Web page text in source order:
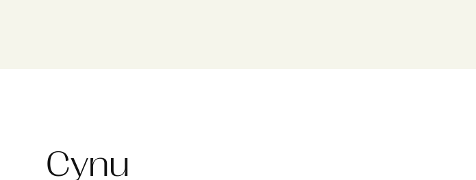
Супи